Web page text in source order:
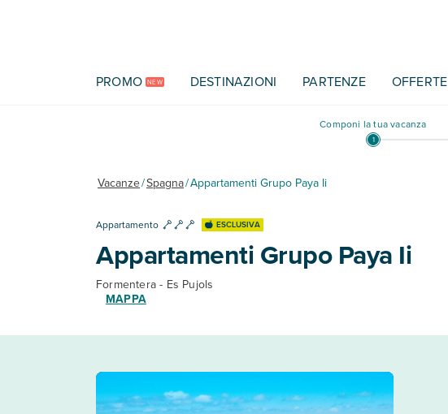
PROMO NEW DESTINAZIONI PARTENZE OFFERTE
Componi la tua vacanza
Vacanze/Spagna/Appartamenti Grupo Paya Ii
Appartamento ESCLUSIVA
Appartamenti Grupo Paya Ii
Formentera - Es Pujols
MAPPA